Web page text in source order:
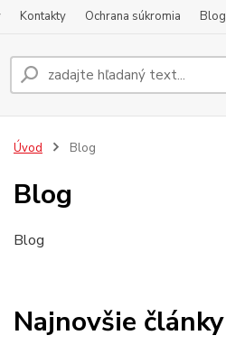
Kontakty Ochrana súkromia Blog
Úvod Blog
Blog
Blog
Najnovšie články